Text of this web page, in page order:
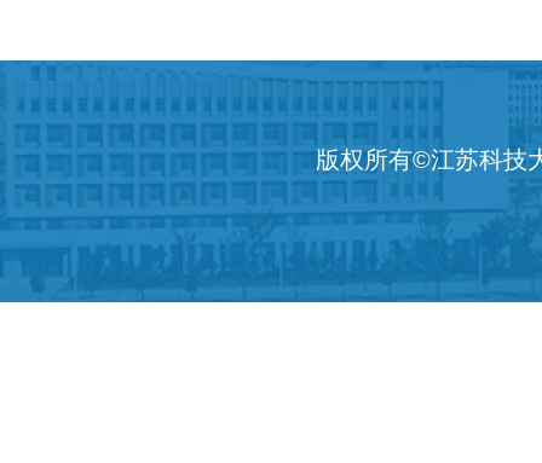
版权所有©江苏科技